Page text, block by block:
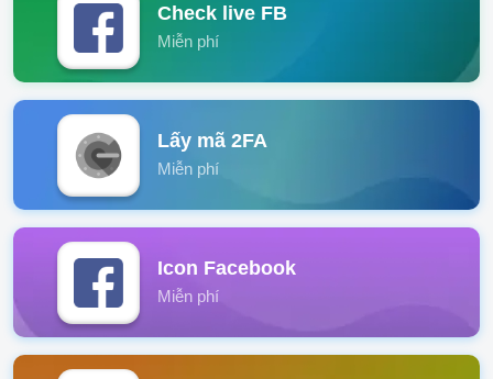
Check live FB
Miễn phí
Lấy mã 2FA
Miễn phí
Icon Facebook
Miễn phí